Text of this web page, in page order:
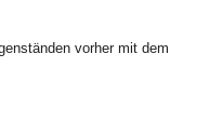
vorher mit dem